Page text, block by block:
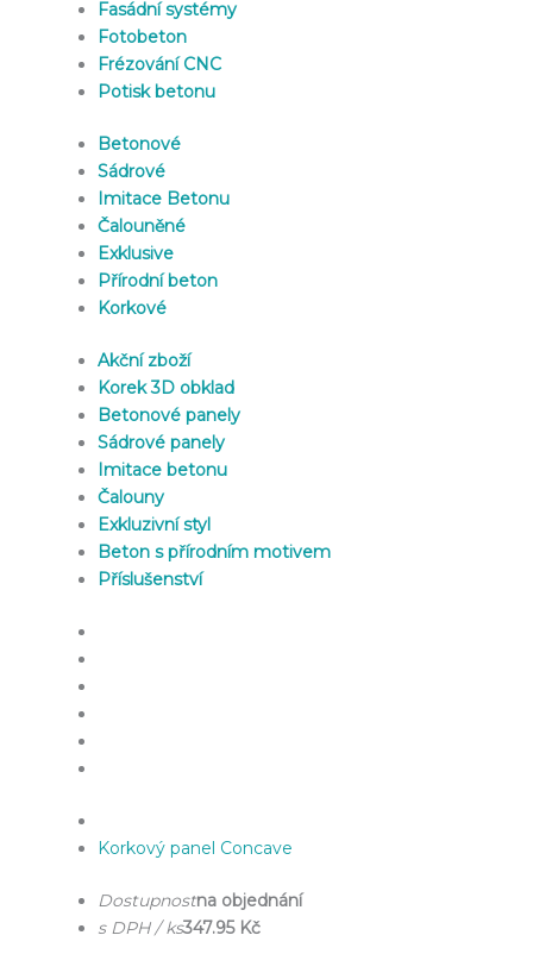
Fasádní systémy
Fotobeton
Frézování CNC
Potisk betonu
Betonové
Sádrové
Imitace Betonu
Čalouněné
Exklusive
Přírodní beton
Korkové
Akční zboží
Korek 3D obklad
Betonové panely
Sádrové panely
Imitace betonu
Čalouny
Exkluzivní styl
Beton s přírodním motivem
Příslušenství
Korkový panel Concave
Dostupnostna objednání
s DPH / ks347.95 Kč